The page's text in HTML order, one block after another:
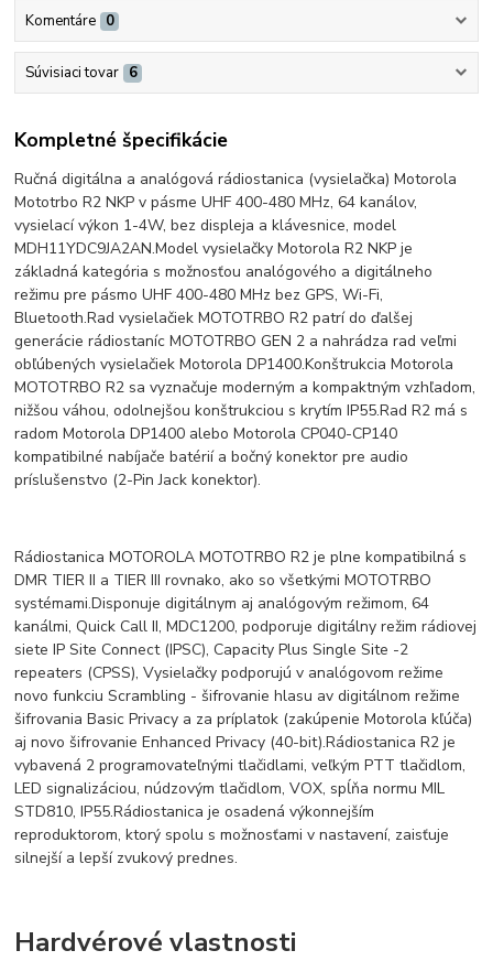
Komentáre 0
Súvisiaci tovar 6
Kompletné špecifikácie
Ručná digitálna a analógová rádiostanica (vysielačka) Motorola
Mototrbo R2 NKP v pásme UHF 400-480 MHz, 64 kanálov,
vysielací výkon 1-4W, bez displeja a klávesnice, model
MDH11YDC9JA2AN.Model vysielačky Motorola R2 NKP je
základná kategória s možnosťou analógového a digitálneho
režimu pre pásmo UHF 400-480 MHz bez GPS, Wi-Fi,
Bluetooth.Rad vysielačiek MOTOTRBO R2 patrí do ďalšej
generácie rádiostaníc MOTOTRBO GEN 2 a nahrádza rad veľmi
obľúbených vysielačiek Motorola DP1400.Konštrukcia Motorola
MOTOTRBO R2 sa vyznačuje moderným a kompaktným vzhľadom,
nižšou váhou, odolnejšou konštrukciou s krytím IP55.Rad R2 má s
radom Motorola DP1400 alebo Motorola CP040-CP140
kompatibilné nabíjače batérií a bočný konektor pre audio
príslušenstvo (2-Pin Jack konektor).
Rádiostanica MOTOROLA MOTOTRBO R2 je plne kompatibilná s
DMR TIER II a TIER III rovnako, ako so všetkými MOTOTRBO
systémami.Disponuje digitálnym aj analógovým režimom, 64
kanálmi, Quick Call II, MDC1200, podporuje digitálny režim rádiovej
siete IP Site Connect (IPSC), Capacity Plus Single Site -2
repeaters (CPSS), Vysielačky podporujú v analógovom režime
novo funkciu Scrambling - šifrovanie hlasu av digitálnom režime
šifrovania Basic Privacy a za príplatok (zakúpenie Motorola kľúča)
aj novo šifrovanie Enhanced Privacy (40-bit).Rádiostanica R2 je
vybavená 2 programovateľnými tlačidlami, veľkým PTT tlačidlom,
LED signalizáciou, núdzovým tlačidlom, VOX, spĺňa normu MIL
STD810, IP55.Rádiostanica je osadená výkonnejším
reproduktorom, ktorý spolu s možnosťami v nastavení, zaisťuje
silnejší a lepší zvukový prednes.
Hardvérové vlastnosti